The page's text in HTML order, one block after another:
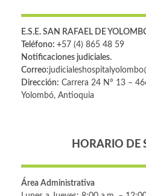
E.S.E. SAN RAFAEL DE
Teléfono: +57 (4) 865 48 59
Notificaciones judiciales.
Correo:
Dirección: Carrera 24 Nº 13 –
Yolombó, Antioquia
HORARIO DE
Área Administrativa